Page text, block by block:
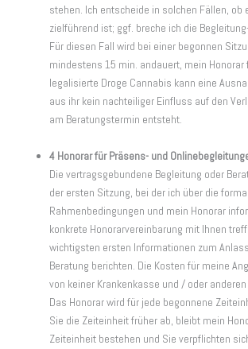
stehen. Ich entscheide in solchen Fällen, ob
zielführend ist; ggf. breche ich die
Für diesen Fall wird bei einer begonnen
mindestens 15 min. andauert, mein Honorar
legalisierte Droge Cannabis kann eine
aus ihr kein nachteiliger Einfluss auf den
am Beratungstermin entsteht.
4 Honorar für Präsens- und
Die vertragsgebundene Begleitung oder
der ersten Sitzung, bei der ich über die
Rahmenbedingungen und mein Honorar
konkrete Honorarvereinbarung mit Ihnen
wichtigsten ersten Informationen zum
Beratung berichten. Die Kosten für meine
von keiner Krankenkasse und / oder
Das Honorar wird für jede begonnene
Sie die Zeiteinheit früher ab, bleibt mein
Zeiteinheit bestehen und Sie verpflichten